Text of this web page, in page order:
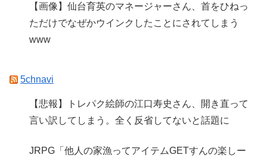
【画像】仙台育英のマネージャーさん、首をひねっ
ただけでなぜかウインクしたことにされてしまう
www
5chnavi
【悲報】トレパク絵師の江口寿史さん、開き直って
言い訳してしまう。全く反省してないと話題に
JRPG「他人の家漁ってアイテムGETすんの楽しー